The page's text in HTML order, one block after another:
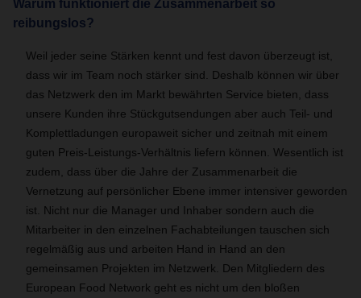
Warum funktioniert die Zusammenarbeit so
reibungslos?
Weil jeder seine Stärken kennt und fest davon überzeugt ist,
dass wir im Team noch stärker sind. Deshalb können wir über
das Netzwerk den im Markt bewährten Service bieten, dass
unsere Kunden ihre Stückgutsendungen aber auch Teil- und
Komplettladungen europaweit sicher und zeitnah mit einem
guten Preis-Leistungs-Verhältnis liefern können. Wesentlich ist
zudem, dass über die Jahre der Zusammenarbeit die
Vernetzung auf persönlicher Ebene immer intensiver geworden
ist. Nicht nur die Manager und Inhaber sondern auch die
Mitarbeiter in den einzelnen Fachabteilungen tauschen sich
regelmäßig aus und arbeiten Hand in Hand an den
gemeinsamen Projekten im Netzwerk. Den Mitgliedern des
European Food Network geht es nicht um den bloßen